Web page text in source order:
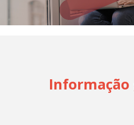
Repositório
Cadastrar
Informação